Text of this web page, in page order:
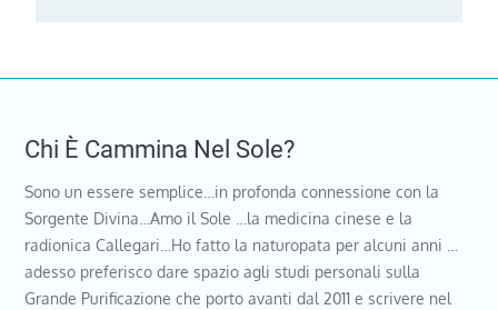
Chi È Cammina Nel Sole?
Sono un essere semplice…in profonda connessione con la
Sorgente Divina…Amo il Sole …la medicina cinese e la
radionica Callegari…Ho fatto la naturopata per alcuni anni …
adesso preferisco dare spazio agli studi personali sulla
Grande Purificazione che porto avanti dal 2011 e scrivere nel